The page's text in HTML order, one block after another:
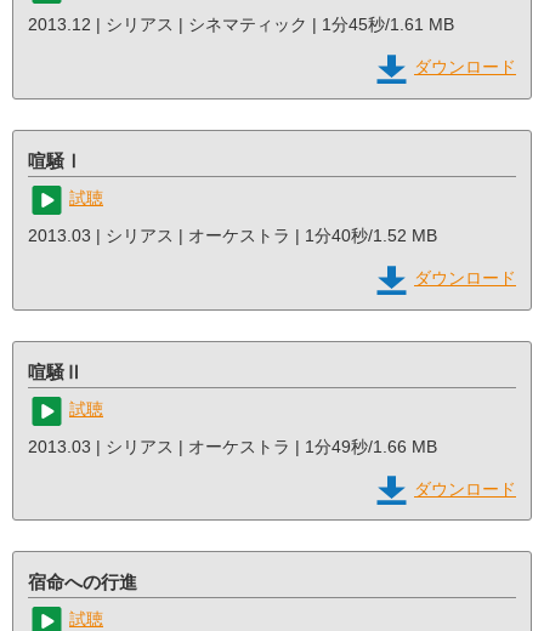
2013.12 | シリアス | シネマティック | 1分45秒/1.61 MB
ダウンロード
喧騒Ⅰ
試聴
2013.03 | シリアス | オーケストラ | 1分40秒/1.52 MB
ダウンロード
喧騒Ⅱ
試聴
2013.03 | シリアス | オーケストラ | 1分49秒/1.66 MB
ダウンロード
宿命への行進
試聴